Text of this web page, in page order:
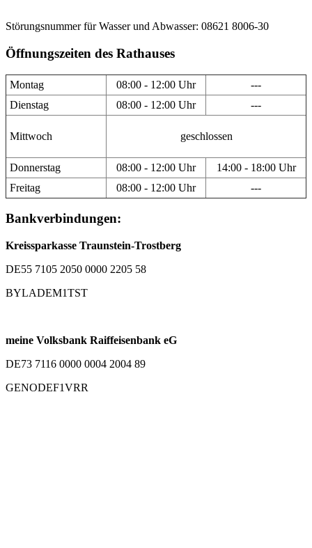
Störungsnummer für Wasser und Abwasser: 08621 8006-30
Öffnungszeiten des Rathauses
Montag 08:00 - 12:00 Uhr
---
Dienstag
08:00 - 12:00 Uhr ---
Mittwoch geschlossen
Donnerstag 08:00 - 12:00 Uhr
14:00 - 18:00 Uhr
Freitag
08:00 - 12:00 Uhr ---
Bankverbindungen:
Kreissparkasse Traunstein-Trostberg
DE55 7105 2050 0000 2205 58
BYLADEM1TST
meine Volksbank Raiffeisenbank eG
DE73 7116 0000 0004 2004 89
GENODEF1VRR